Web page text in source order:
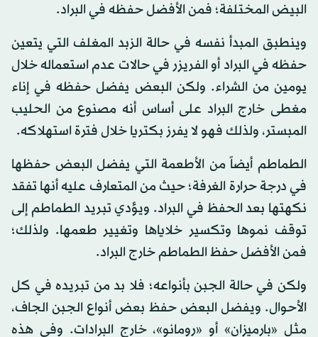
البيض المختلفة؛ فمن الأفضل حفظه في البراد.
وينطبق المبدأ نفسه في حالة الزبد المغلف التي يتعين
حفظه في البراد أو الفريزر في حالات عدم استعماله خلال
يومين من الشراء. ولكن البعض يفضل حفظه في إناء
مغطى خارج البراد على أساس أنه مصنوع من الحليب
المبستر، ولذلك فهو لا يفرز بكتريا خلال فترة استهلاكه.
الطماطم أيضاً من الأطعمة التي يفضل البعض حفظها
في درجة حرارة الغرفة؛ حيث من المتعارف عليه أنها تفقد
نكهتها بعد الحفظ في البراد. ويؤدي تبريد الطماطم إلى
توقف نموها وتكسير خلاياها وتغيير طعمها. ولذلك؛
فمن الأفضل حفظ الطماطم خارج البراد.
ولكن في حالة الجبن بأنواعه؛ فلا بد من تبريده في كل
الأحوال. ويفضل البعض حفظ بعض أنواع الجبن الجاف،
مثل «بارميزان» أو «رومانو»، خارج البرادات. وفي هذه